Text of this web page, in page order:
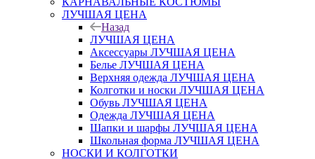
ЛУЧШАЯ ЦЕНА
Назад
ЛУЧШАЯ ЦЕНА
Аксессуары ЛУЧШАЯ ЦЕНА
Белье ЛУЧШАЯ ЦЕНА
Верхняя одежда ЛУЧШАЯ ЦЕНА
Колготки и носки ЛУЧШАЯ ЦЕНА
Обувь ЛУЧШАЯ ЦЕНА
Одежда ЛУЧШАЯ ЦЕНА
Шапки и шарфы ЛУЧШАЯ ЦЕНА
Школьная форма ЛУЧШАЯ ЦЕНА
НОСКИ И КОЛГОТКИ